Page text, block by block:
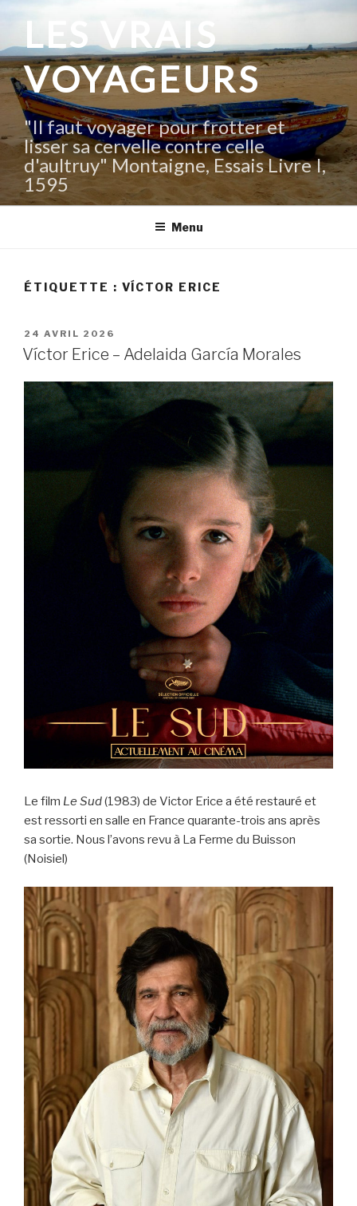
contenu
principal
LES VRAIS
VOYAGEURS
"Il faut voyager pour frotter et
lisser sa cervelle contre celle
d'aultruy" Montaigne, Essais Livre I,
1595
Menu
ÉTIQUETTE : VÍCTOR ERICE
PUBLIÉ
LE
24 AVRIL 2026
Víctor Erice – Adelaida García Morales
Le film Le Sud(1983) de Victor Erice a été restauré et
est ressorti en salle en France quarante-trois ans après
sa sortie. Nous l’avons revu à La Ferme du Buisson
(Noisiel)